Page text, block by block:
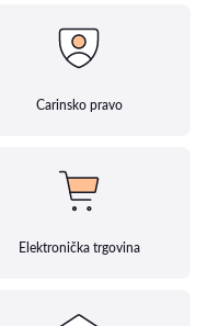
Carinsko pravo
Elektronička trgovina